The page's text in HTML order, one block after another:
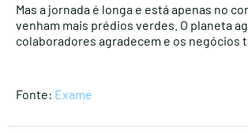
Mas a jornada é longa e está apenas no
venham mais prédios verdes. O planeta
colaboradores agradecem e os negócios
Fonte: Exame